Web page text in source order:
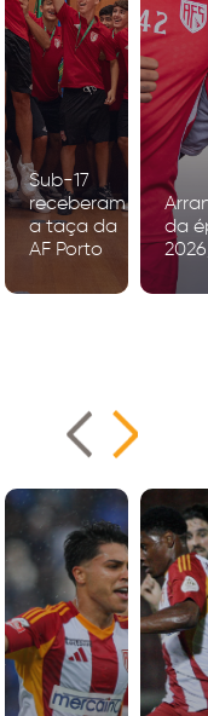
Sub-17
receberam
a taça da
AF Porto
da